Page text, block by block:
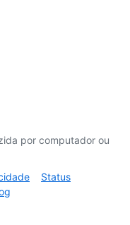
por computador ou
Status